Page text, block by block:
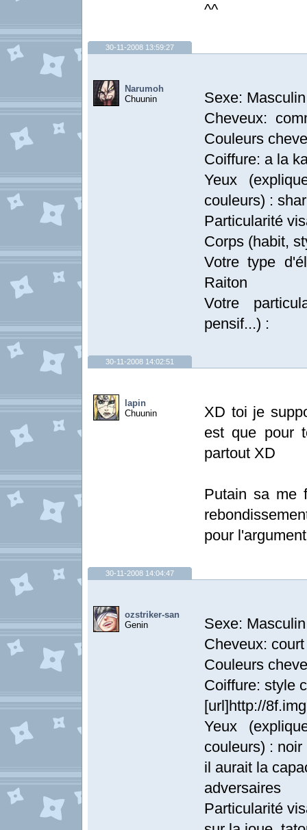
^^
30-11-2008 13:59:27
Narumoh
Chuunin
Sexe: Masculin
Cheveux:
Couleurs
Coiffure: a la
Yeux
couleurs) :
Particularité
Corps (habit,
Votre type
Raiton
Votre
pensif...) :
30-11-2008 14:02:51
lapin
Chuunin
XD toi je
est que pour
partout XD
Putain sa me
pour
30-11-2008 14:04:47
ozstriker-san
Genin
Sexe: Masculin
Cheveux:
Couleurs
Coiffure: style
[url]http://
Yeux
couleurs) :
il aurait la
adversaires
Particularité